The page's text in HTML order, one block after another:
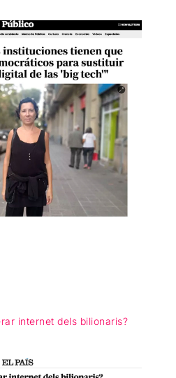
internet dels bilionaris?